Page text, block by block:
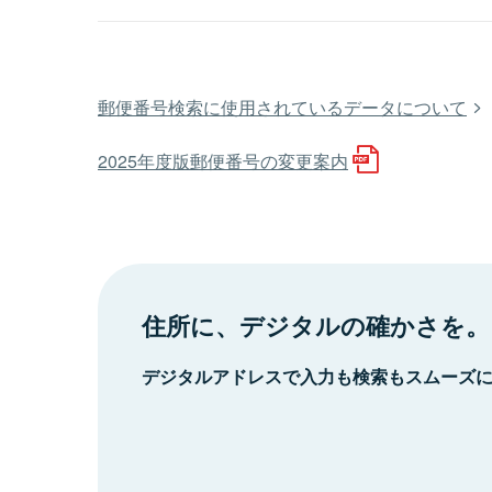
郵便番号検索に使用されているデータについて
2025年度版郵便番号の変更案内
住所に、デジタルの確かさを。
デジタルアドレスで入力も検索もスムーズ